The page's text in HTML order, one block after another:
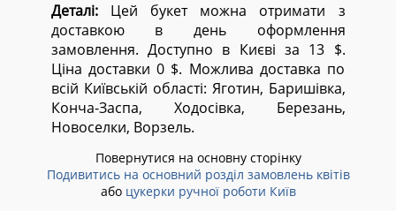
Деталі:Цей букет можна отримати з
доставкою в день оформлення
замовлення. Доступно в Києві за 13 $.
Ціна доставки 0 $. Можлива доставка по
всій Київській області: Яготин, Баришівка,
Конча-Заспа, Ходосівка, Березань,
Новоселки, Ворзель.
Повернутися на основну сторінку
Подивитись на основний розділ замовлень квітів
або цукерки ручної роботи Київ